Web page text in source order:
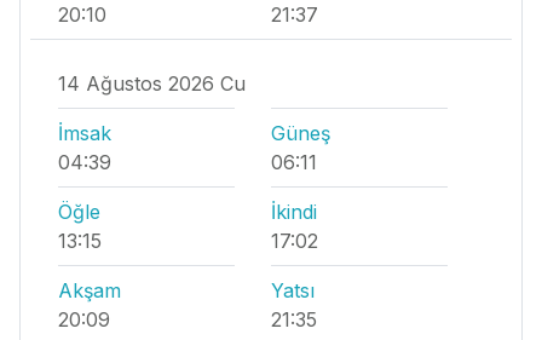
20:10
21:37
14 Ağustos 2026 Cu
İmsak
04:39
Güneş
06:11
Öğle
13:15
İkindi
17:02
Akşam
20:09
Yatsı
21:35